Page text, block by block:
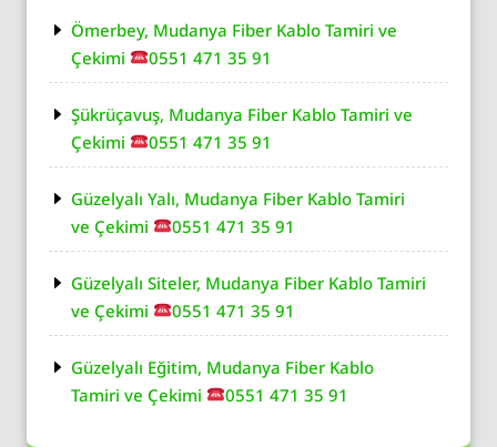
Ömerbey, Mudanya Fiber Kablo Tamiri ve
Çekimi
0551 471 35 91
Şükrüçavuş, Mudanya Fiber Kablo Tamiri ve
Çekimi
0551 471 35 91
Güzelyalı Yalı, Mudanya Fiber Kablo Tamiri
ve Çekimi
0551 471 35 91
Güzelyalı Siteler, Mudanya Fiber Kablo Tamiri
ve Çekimi
0551 471 35 91
Güzelyalı Eğitim, Mudanya Fiber Kablo
Tamiri ve Çekimi
0551 471 35 91